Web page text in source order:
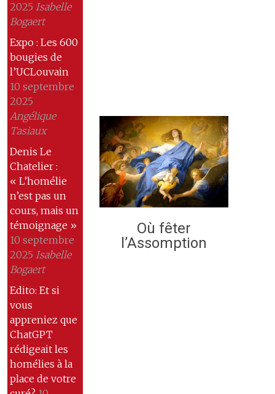
2025 Isabelle
Bogaert
Expo : Les 600
bougies de
l’UCLouvain
10 septembre
2025
Angélique
Tasiaux
Denis Le
Chatelier :
« L’homélie
n’est pas un
cours, mais un
témoignage »
10 septembre
2025 Isabelle
Bogaert
Edito: Et si
vous
appreniez que
ChatGPT
rédigeait les
homélies à la
place de votre
Où fêter
l’Assomption